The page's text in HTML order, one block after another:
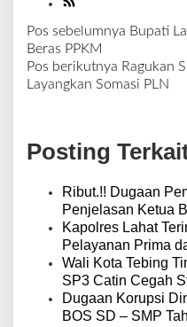
N
a
v
a
s
Pos sebelumnya Bupati
Beras PPKM
Pos berikutnya Ragukan
Layangkan Somasi PLN
Posting
Ribut.!! Dugaan
Penjelasan Ketua
Kapolres Lahat
Pelayanan Prima
Wali Kota Tebing
SP3 Catin Cegah
Dugaan Korupsi
BOS SD – SMP